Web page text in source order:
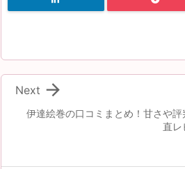
伊達絵巻の口コミまとめ！甘さや評
直レ

Next